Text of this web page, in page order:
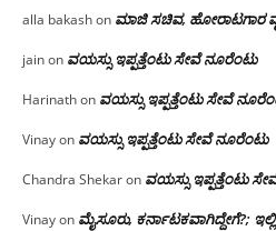
alla bakashon ಮಾಜಿ ಸಚಿವ, ಹೋರಾಟಗಾರ
jainon ವಯಸ್ಸು ಇಪ್ಪತ್ತೆಂಟು ಸೇವೆ ನೂರೆಂಟು
Harinathon ವಯಸ್ಸು ಇಪ್ಪತ್ತೆಂಟು ಸೇವೆ
Vinayon ವಯಸ್ಸು ಇಪ್ಪತ್ತೆಂಟು ಸೇವೆ ನೂರೆಂಟು
Chandra Shekaron ವಯಸ್ಸು ಇಪ್ಪತ್ತೆಂಟು
Vinayon ಮೈಸೂರು, ಕರ್ನಾಟಕವಾಗಿದ್ದೇಗೆ?;